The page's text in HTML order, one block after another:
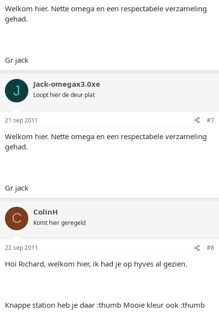
Welkom hier. Nette omega en een respectabele verzameling
gehad.
Gr jack
J Jack-omegax3.0xe
Loopt hier de deur plat
21 sep 2011 #7
Welkom hier. Nette omega en een respectabele verzameling
gehad.
Gr jack
C ColinH
Komt hier geregeld
22 sep 2011 #8
Hoi Richard, welkom hier, ik had je op hyves al gezien.
Knappe station heb je daar :thumb Mooie kleur ook :thumb